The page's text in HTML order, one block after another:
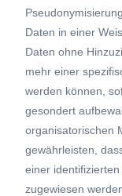
Daten in einer
Daten ohne
mehr einer
werden können,
gesondert
organisatorischen
gewährleisten,
einer
zugewiesen